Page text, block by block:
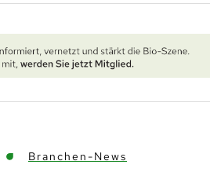
Branchen-News